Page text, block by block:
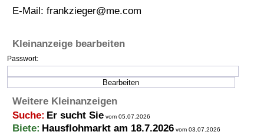
E-Mail: frankzieger@me.com
Kleinanzeige bearbeiten
Passwort:
Weitere Kleinanzeigen
Suche: Er sucht Sie vom 05.07.2026
Biete: Hausflohmarkt am 18.7.2026 vom 03.07.2026